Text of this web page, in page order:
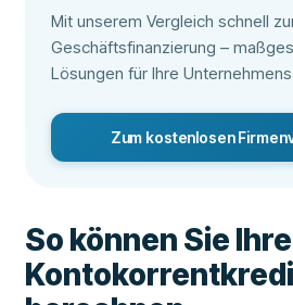
Mit unserem Vergleich schnell
Geschäftsfinanzierung –
Lösungen für Ihre
Zum kostenlosen
So können Sie